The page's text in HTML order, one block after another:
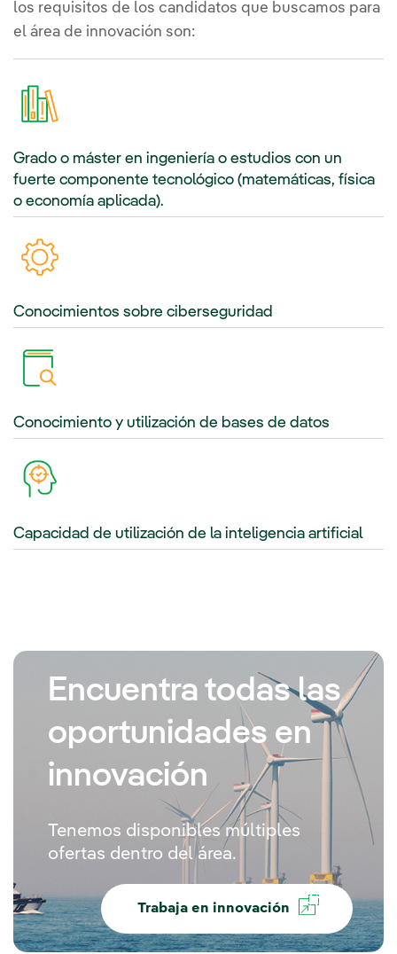
los requisitos de los candidatos que buscamos para
el área de innovación son:
Grado o máster en ingeniería o estudios con un
fuerte componente tecnológico (matemáticas, física
o economía aplicada).
Conocimientos sobre ciberseguridad
Conocimiento y utilización de bases de datos
Capacidad de utilización de la inteligencia artificial
Encuentra todas las
oportunidades en
innovación
Tenemos disponibles múltiples
ofertas dentro del área.
Trabaja en innovación